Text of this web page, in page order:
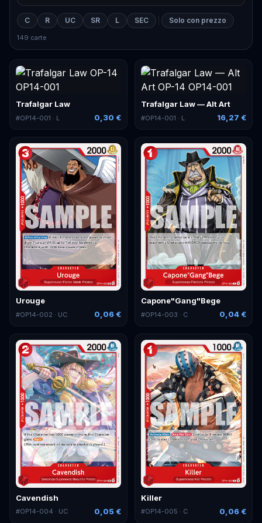
C R UC SR L SEC Solo con prezzo
149 carte
Trafalgar Law
#OP14-001 · L 0,30 €
Trafalgar Law — Alt Art
#OP14-001 · L 16,27 €
Urouge
#OP14-002 · UC 0,06 €
Capone"Gang"Bege
#OP14-003 · C 0,04 €
Cavendish
#OP14-004 · UC 0,05 €
Killer
#OP14-005 · C 0,06 €